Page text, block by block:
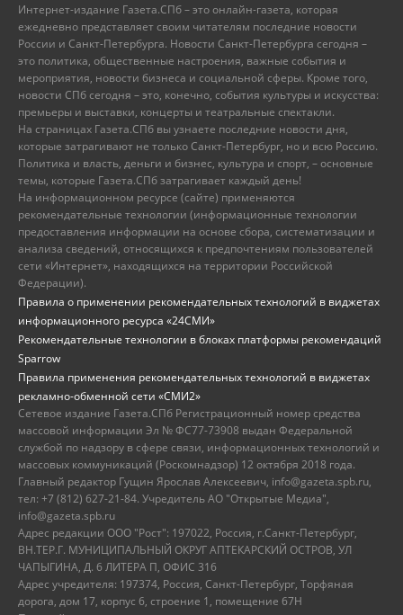
Интернет-издание Газета.СПб – это онлайн-газета, которая
ежедневно представляет своим читателям последние новости
России и Санкт-Петербурга. Новости Санкт-Петербурга сегодня –
это политика, общественные настроения, важные события и
мероприятия, новости бизнеса и социальной сферы. Кроме того,
новости СПб сегодня – это, конечно, события культуры и искусства:
премьеры и выставки, концерты и театральные спектакли.
На страницах Газета.СПб вы узнаете последние новости дня,
которые затрагивают не только Санкт-Петербург, но и всю Россию.
Политика и власть, деньги и бизнес, культура и спорт, – основные
темы, которые Газета.СПб затрагивает каждый день!
На информационном ресурсе (сайте) применяются
рекомендательные технологии (информационные технологии
предоставления информации на основе сбора, систематизации и
анализа сведений, относящихся к предпочтениям пользователей
сети «Интернет», находящихся на территории Российской
Федерации).
Правила о применении рекомендательных технологий в виджетах
информационного ресурса «24СМИ»
Рекомендательные технологии в блоках платформы рекомендаций
Sparrow
Правила применения рекомендательных технологий в виджетах
рекламно-обменной сети «СМИ2»
Сетевое издание Газета.СПб Регистрационный номер средства
массовой информации Эл № ФС77-73908 выдан Федеральной
службой по надзору в сфере связи, информационных технологий и
массовых коммуникаций (Роскомнадзор) 12 октября 2018 года.
Главный редактор Гущин Ярослав Алексеевич, info@gazeta.spb.ru,
тел: +7 (812) 627-21-84. Учредитель АО "Открытые Медиа",
info@gazeta.spb.ru
Адрес редакции ООО "Рост": 197022, Россия, г.Санкт-Петербург,
ВН.ТЕР.Г. МУНИЦИПАЛЬНЫЙ ОКРУГ АПТЕКАРСКИЙ ОСТРОВ, УЛ
ЧАПЫГИНА, Д. 6 ЛИТЕРА П, ОФИС 316
Адрес учредителя: 197374, Россия, Санкт-Петербург, Торфяная
дорога, дом 17, корпус 6, строение 1, помещение 67Н